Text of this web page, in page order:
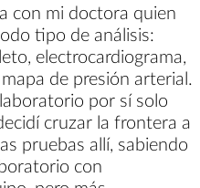
con mi doctora quien
tipo de análisis:
electrocardiograma,
de presión arterial.
por sí solo
cruzar la frontera a
pruebas allí, sabiendo
con